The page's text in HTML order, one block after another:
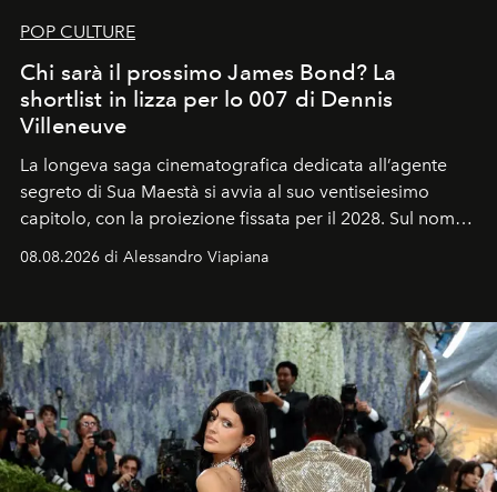
POP CULTURE
Chi sarà il prossimo James Bond? La
shortlist in lizza per lo 007 di Dennis
Villeneuve
La longeva saga cinematografica dedicata all’agente
segreto di Sua Maestà si avvia al suo ventiseiesimo
capitolo, con la proiezione fissata per il 2028. Sul nome
dell’attore chiamato a raccogliere l’eredità di Daniel
Craig, però, regna ancora il più assoluto riserbo.
08.08.2026 di Alessandro Viapiana